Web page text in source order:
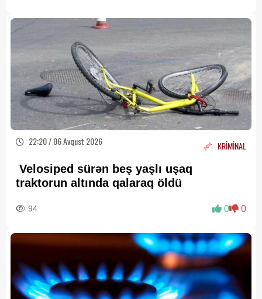
22:20 / 06 Avqust 2026 KRİMİNAL
Velosiped sürən beş yaşlı uşaq
traktorun altında qalaraq öldü
94 0 0